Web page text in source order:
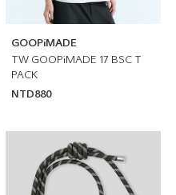
GOOPiMADE
TW GOOPiMADE 17 BSC T
PACK
NTD880